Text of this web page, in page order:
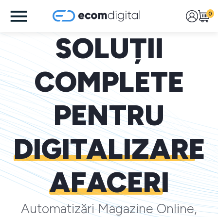
0
SOLUȚII
COMPLETE
PENTRU
DIGITALIZARE
AFACERI
Automatizări Magazine Online,